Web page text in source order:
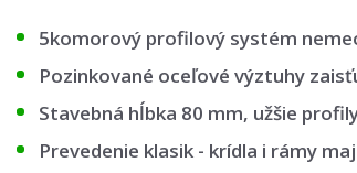
5komorový profilový systém
Pozinkované oceľové výztuhy
Stavebná hĺbka 80 mm, užšie
Prevedenie klasik - krídla i rámy